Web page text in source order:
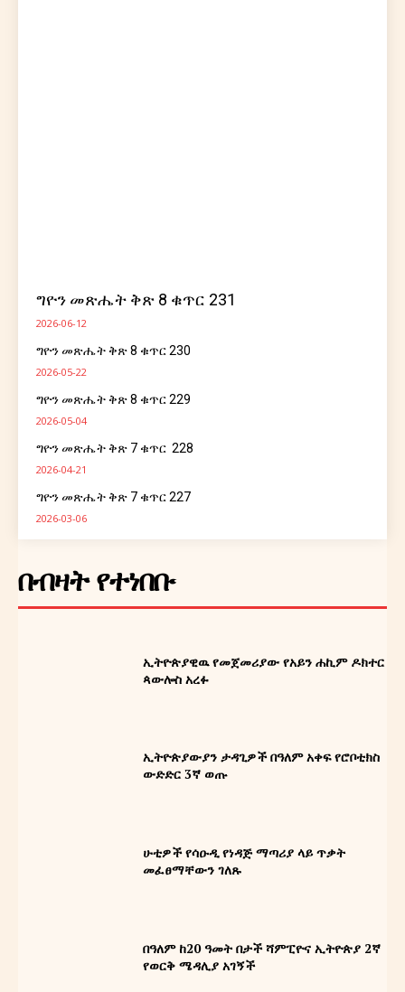
ግዮን መጽሔት ቅጽ 8 ቁጥር 231
2026-06-12
ግዮን መጽሔት ቅጽ 8 ቁጥር 230
2026-05-22
ግዮን መጽሔት ቅጽ 8 ቁጥር 229
2026-05-04
ግዮን መጽሔት ቅጽ 7 ቁጥር 228
2026-04-21
ግዮን መጽሔት ቅጽ 7 ቁጥር 227
2026-03-06
በብዛት የተነበቡ
ኢትዮጵያዊዉ የመጀመሪያው የአይን ሐኪም ዶክተር
ጳውሎስ አረፉ
ኢትዮጵያውያን ታዳጊዎች በዓለም አቀፍ የሮቦቲክስ
ውድድር 3ኛ ወጡ
ሁቲዎች የሳዑዲ የነዳጅ ማጣሪያ ላይ ጥቃት
መፈፀማቸውን ገለጹ
በዓለም ከ20 ዓመት በታች ሻምፒዮና ኢትዮጵያ 2ኛ
የወርቅ ሜዳሊያ አገኝች